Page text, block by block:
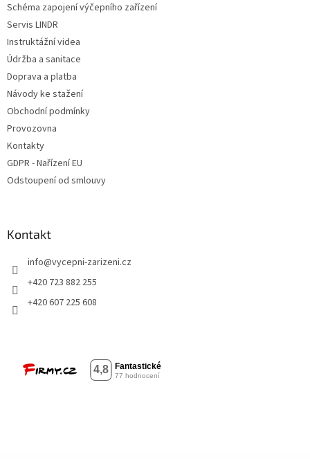
Schéma zapojení výčepního zařízení
Servis LINDR
Instruktážní videa
Údržba a sanitace
Doprava a platba
Návody ke stažení
Obchodní podmínky
Provozovna
Kontakty
GDPR - Nařízení EU
Odstoupení od smlouvy
Kontakt
info@vycepni-zarizeni.cz
+420 723 882 255
+420 607 225 608